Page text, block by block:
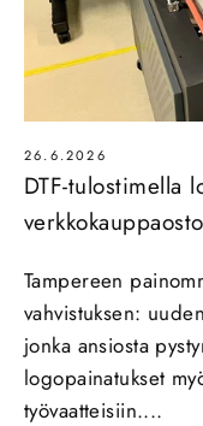
26.6.2026
DTF-tulostimella
Tampereen
vahvistuksen:
jonka ansiosta
logopainatukset
työvaatteisiin....